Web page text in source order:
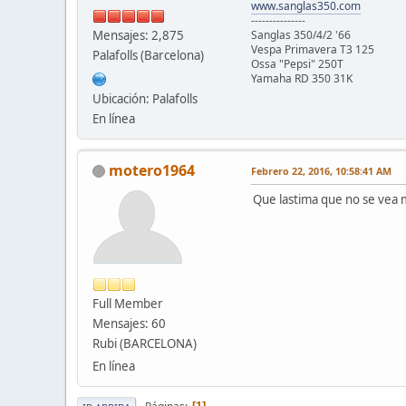
Mensajes: 2,875
Palafolls (Barcelona)
Ubicación: Palafolls
En línea
www.sanglas350.com
---------------
Sanglas 350/4/2 '66
Vespa Primavera T3 125
Ossa "Pepsi" 250T
Yamaha RD 350 31K
motero1964
Full Member
Mensajes: 60
Rubi (BARCELONA)
En línea
Febrero 22, 2016, 10:58:41 AM
Que lastima que no se vea